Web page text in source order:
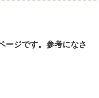
ージです。参考になさ